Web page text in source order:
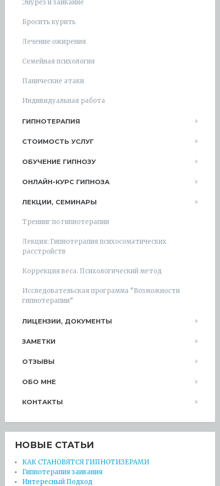
Энурез и заикание
Бросить курить
Лечение ожирения
Семейная психология
Панические атаки
Индивидуальная работа
ГИПНОТЕРАПИЯ
СТОИМОСТЬ УСЛУГ
ОБУЧЕНИЕ ГИПНОЗУ
ОНЛАЙН-КУРС ГИПНОЗА
ЛЕКЦИИ, СЕМИНАРЫ
Тренинг по гипнотерапии
Лекция: Гипнотерапия психосоматических
расстройств
Коррекция веса. Психологический метод
Исследовательская программа “Возможности
гипнотерапии”
ЛИЦЕНЗИИ, ДОКУМЕНТЫ
ЗАМЕТКИ
ОТЗЫВЫ
ОБО МНЕ
КОНТАКТЫ
НОВЫЕ СТАТЬИ
КАК СТАНОВЯТСЯ ГИПНОТИЗЕРАМИ
Гипнотерапия заикания
Интересный Подход